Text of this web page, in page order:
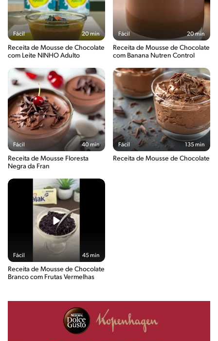
Fácil 20 min
Receita de Mousse de Chocolate
com Leite NINHO Adulto
Fácil 20 min
Receita de Mousse de Chocolate
com Banana Nutren Control
Fácil 40 min
Receita de Mousse Floresta
Negra da Fran
Fácil 135 min
Receita de Mousse de Chocolate
Fácil 45 min
Receita de Mousse de Chocolate
Branco com Frutas Vermelhas